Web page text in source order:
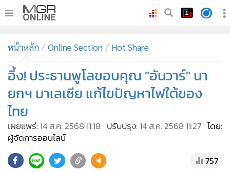
ทันเหตุการณ์
• ภาคใต้
•
• บันเทิง
• ผู้จัดการรายวัน
• ละคร
หน้าหลัก Online Section Hot Share
อึ้ง! ประธานพูโลขอบคุณ "อันวาร์" นา
ยกฯ มาเลเซีย แก้ไขปัญหาไฟใต้ของ
ไทย
เผยแพร่: 14 ส.ค. 2568 11:18 ปรับปรุง: 14 ส.ค. 2568 11:27 โดย:
ผู้จัดการออนไลน์
757